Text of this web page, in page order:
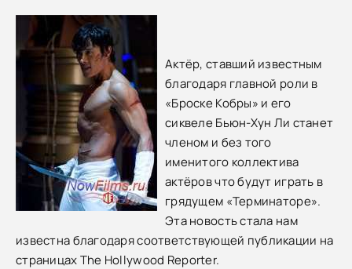
Актёр, ставший известным
благодаря главной роли в
«Броске Кобры» и его
сиквеле Бьюн-Хун Ли станет
членом и без того
именитого коллектива
актёров что будут играть в
грядущем «Терминаторе».
Эта новость стала нам
известна благодаря соответствующей публикации на
страницах The Hollywood Reporter.